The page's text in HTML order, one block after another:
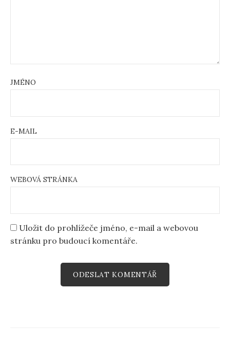
JMÉNO
E-MAIL
WEBOVÁ STRÁNKA
Uložit do prohlížeče jméno, e-mail a webovou
stránku pro budoucí komentáře.